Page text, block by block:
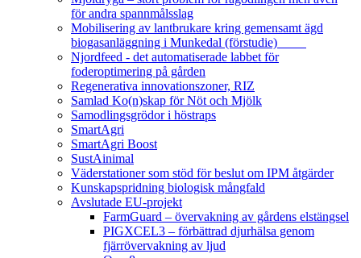
för andra spannmålsslag
Mobilisering av lantbrukare kring gemensamt ägd
biogasanläggning i Munkedal (förstudie)
Njordfeed - det automatiserade labbet för
foderoptimering på gården
Regenerativa innovationszoner, RIZ
Samlad Ko(n)skap för Nöt och Mjölk
Samodlingsgrödor i höstraps
SmartAgri
SmartAgri Boost
SustAinimal
Väderstationer som stöd för beslut om IPM åtgärder
Kunskapspridning biologisk mångfald
Avslutade EU-projekt
FarmGuard – övervakning av gårdens elstängsel
PIGXCEL3 – förbättrad djurhälsa genom
fjärrövervakning av ljud